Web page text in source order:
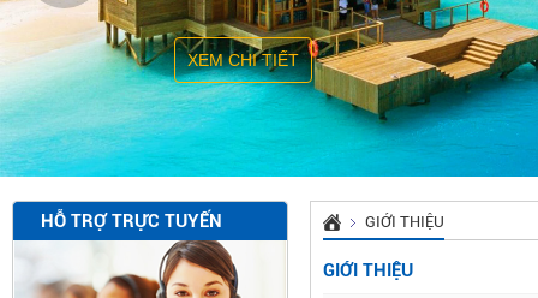
XEM CHI TIẾT
HỖ TRỢ TRỰC TUYẾN GIỚI THIỆU
GIỚI THIỆU